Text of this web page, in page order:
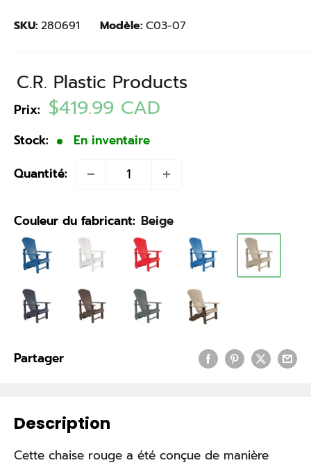
SKU: 280691 Modèle: C03-07
C.R. Plastic Products
Prix: Prix
$419.99 CAD
Stock:
En inventaire
Quantité:
Couleur du fabricant: Beige
Partager
Description
Cette chaise rouge a été conçue de manière